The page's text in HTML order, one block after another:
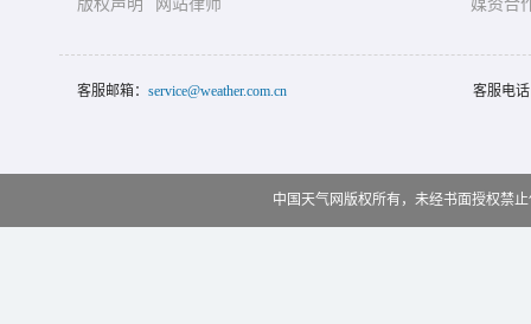
版权声明
网站律师
媒资合
客服邮箱： service@weather.com.cn 客服电
中国天气网版权所有，未经书面授权